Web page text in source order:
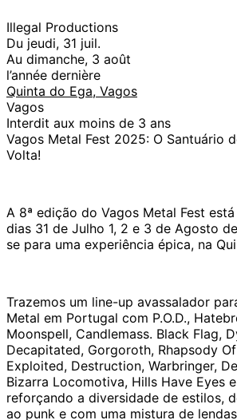
Illegal Productions
Du jeudi, 31 juil.
Au dimanche, 3 août
l’année dernière
Quinta do Ega, Vagos
Vagos
Interdit aux moins de 3 ans
Vagos Metal Fest 2025: O Santuário
Volta!
A 8ª edição do Vagos Metal Fest
dias 31 de Julho 1, 2 e 3 de Agosto
se para uma experiência épica, na
Trazemos um line-up avassalador
Metal em Portugal com P.O.D.,
Moonspell, Candlemass. Black Flag,
Decapitated, Gorgoroth, Rhapsody
Exploited, Destruction, Warbringer,
Bizarra Locomotiva, Hills Have Eyes
reforçando a diversidade de estilos,
ao punk e com uma mistura de